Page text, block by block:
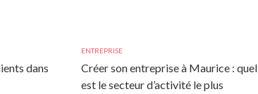
dans
ENTREPRISE
Créer son entreprise à Maurice : quel
est le secteur d’activité le plus